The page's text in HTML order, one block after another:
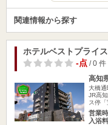
関連情報から探す
ホテルベストプライ
-点/ 0 件
高知
大橋
JR高
ス停「
営業
入浴